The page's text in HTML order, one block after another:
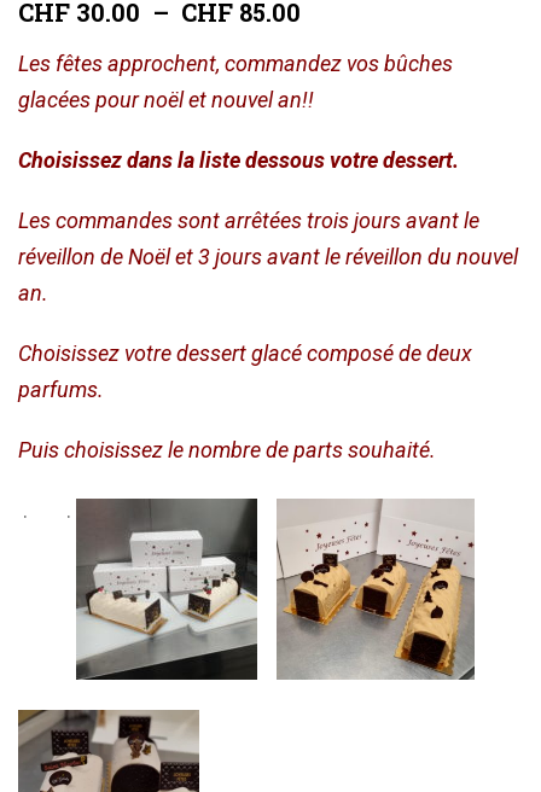
CHF 30.00 – CHF 85.00
prix :
à
Les fêtes approchent, commandez vos bûches
glacées pour noël et nouvel an!!
Choisissez dans la liste dessous votre dessert.
Les commandes sont arrêtées trois jours avant le
réveillon de Noël et 3 jours avant le réveillon du nouvel
an.
Choisissez votre dessert glacé composé de deux
parfums.
Puis choisissez le nombre de parts souhaité.
. .